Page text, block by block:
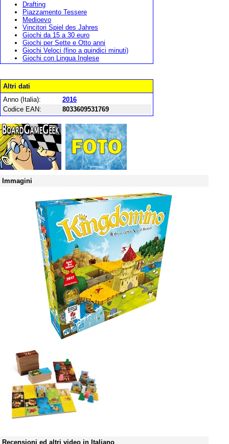
Drafting
Piazzamento Tessere
Medioevo
Vincitori Spiel des Jahres
Giochi da 15 a 30 euro
Giochi per Sette e Otto anni
Giochi Veloci (fino a quindici minuti)
Giochi con Lingua Inglese
Altri dati
Anno (Italia):
2016
Codice EAN:
8033609531769
Immagini
Recensioni ed altri video in Italiano